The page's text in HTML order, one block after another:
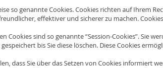
so genannte Cookies. Cookies richten auf Ihrem
effektiver und sicherer zu machen.
Cookies sind so genannte “Session-Cookies”. Sie
bis Sie diese löschen. Diese Cookies
dass Sie über das Setzen von Cookies informiert